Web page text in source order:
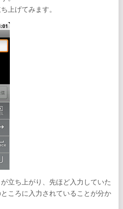
上げてみます。
立ち上がり、先ほど入力していた
ころに入力されていることが分か